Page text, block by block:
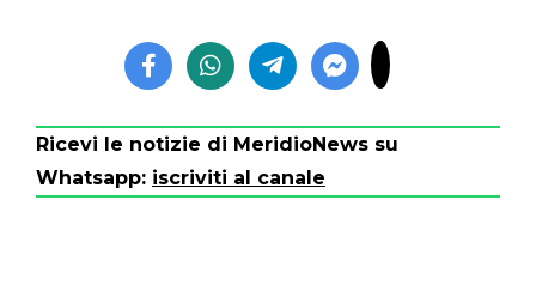
Ricevi le notizie di MeridioNews su
Whatsapp: iscriviti al canale